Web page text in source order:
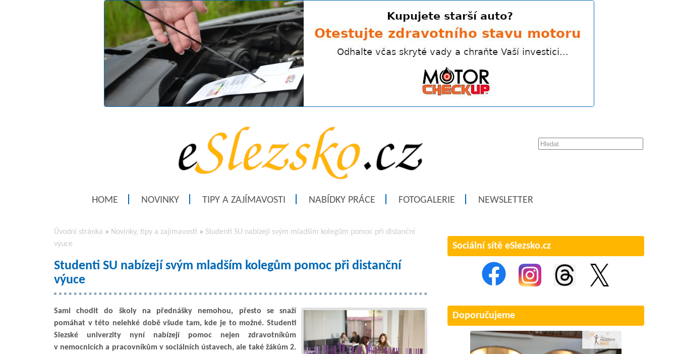
HOME NOVINKY TIPY A ZAJÍMAVOSTI NABÍDKY PRÁCE FOTOGALERIE NEWSLETTER
Úvodní stránka » Novinky, tipy a zajímavosti » Studenti SU nabízejí svým mladším kolegům pomoc při distanční
výuce
Studenti SU nabízejí svým mladším kolegům pomoc při distanční
výuce
Sami chodit do školy na přednášky nemohou, přesto se snaží
pomáhat v této nelehké době všude tam, kde je to možné. Studenti
Slezské univerzity nyní nabízejí pomoc nejen zdravotníkům
v nemocnicích a pracovníkům v sociálních ústavech, ale také žákům 2.
Sociální sítě eSlezsko.cz
Doporučujeme